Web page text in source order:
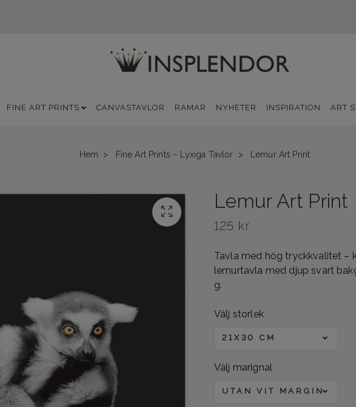
FINE ART PRINTS CANVASTAVLOR RAMAR NYHETER INSPIRATION ART
Hem Fine Art Prints – Lyxiga Tavlor Lemur Art Print
Lemur Art Print
125 kr
Tavla med hög tryckkvalitet –
lemurtavla med djup svart
g.
Välj storlek
21X30 CM
Välj marignal
UTAN VIT MARGINAL